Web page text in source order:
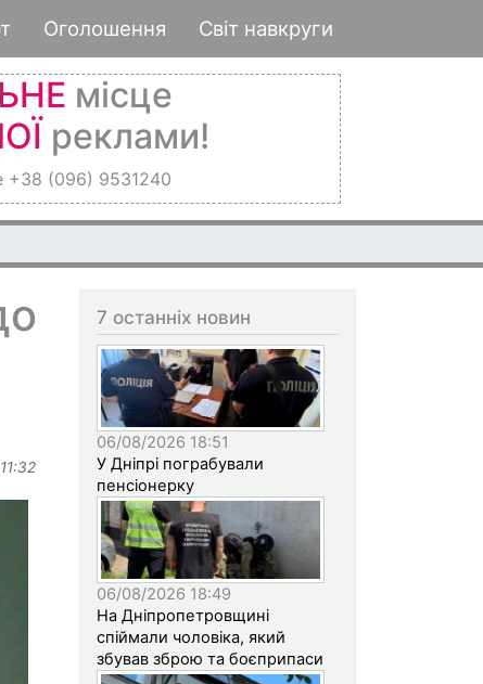
Оголошення Світ навкруги
місце
реклами!
+38 (096) 9531240
7 останніх новин
06/08/2026 18:51
У Дніпрі пограбували
пенсіонерку
06/08/2026 18:49
На Дніпропетровщині
спіймали чоловіка, який
збував зброю та боєприпаси